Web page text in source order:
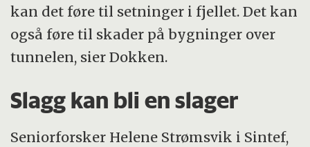
kan det føre til setninger i fjellet. Det kan
også føre til skader på bygninger over
tunnelen, sier Dokken.
Slagg kan bli en slager
Seniorforsker Helene Strømsvik i Sintef,